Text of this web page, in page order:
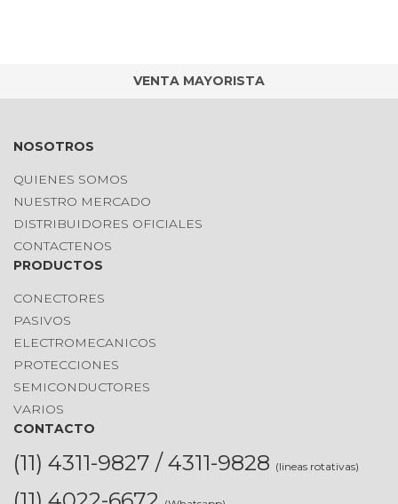
VENTA MAYORISTA
NOSOTROS
QUIENES SOMOS
NUESTRO MERCADO
DISTRIBUIDORES OFICIALES
CONTACTENOS
PRODUCTOS
CONECTORES
PASIVOS
ELECTROMECANICOS
PROTECCIONES
SEMICONDUCTORES
VARIOS
CONTACTO
(11) 4311-9827 / 4311-9828 (lineas rotativas)